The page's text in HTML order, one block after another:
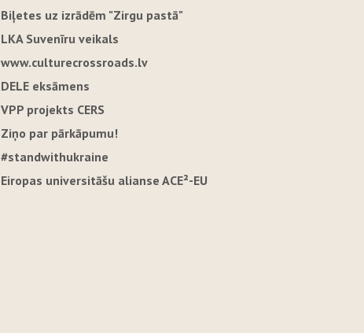
Biļetes uz izrādēm "Zirgu pastā"
LKA Suvenīru veikals
www.culturecrossroads.lv
DELE eksāmens
VPP projekts CERS
Ziņo par pārkāpumu!
#standwithukraine
Eiropas universitāšu alianse ACE²-EU